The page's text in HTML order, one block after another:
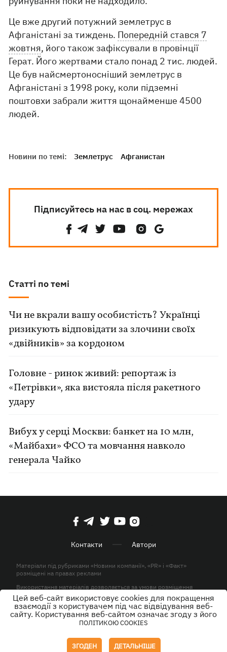
Це вже другий потужний землетрус в
Афганістані за тиждень. Попередній стався 7
жовтня, його також зафіксували в провінції
Герат. Його жертвами стало понад 2 тис. людей.
Це був найсмертоносніший землетрус в
Афганістані з 1998 року, коли підземні
поштовхи забрали життя щонайменше 4500
людей.
Новини по темі: Землетрус Афганистан
Підписуйтесь на нас в соц. мережах
Статті по темі
Чи не вкрали вашу особистість? Українці
ризикують відповідати за злочини своїх
«двійників» за кордоном
Головне - ринок живий: репортаж із
«Петрівки», яка вистояла після ракетного
удару
Вибух у серці Москви: банкет на 10 млн,
«Майбахи» ФСО та мовчання навколо
генерала Чайко
Контакти Автори
Матеріали під рубриками «Новини компанії», «PR» і «Факт»
розміщені на правах реклами
Використання матеріалів дозволяється за умови розміщення
активного гіперпосилання на KP.UA в першому абзаці.
© ТОВ «ЮЛАВ МЕДІА» 2026. Всі права захищені.
Цей веб-сайт використовує cookies для покращення
взаємодії з користувачем під час відвідування веб-
сайту. Користування веб-сайтом означає згоду з його
ПОЛІТИКОЮ COOKIES
ЗГОДЕН ДЕТАЛЬНІШЕ